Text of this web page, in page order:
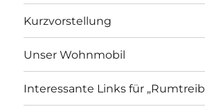
Kurzvorstellung
Unser Wohnmobil
Interessante Links für